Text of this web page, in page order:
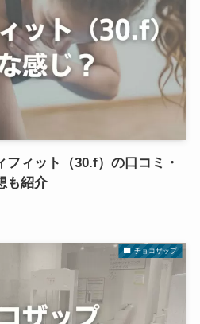
フィット（30.f）の口コミ・
も紹介
チョコザップ